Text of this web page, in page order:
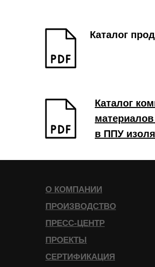
О КОМПАНИИ
ПРОИЗВОДСТВО
ПРЕСС-ЦЕНТР
ПРОЕКТЫ
СЕРТИФИКАЦИЯ
Каталог
Каталог
в ППУ